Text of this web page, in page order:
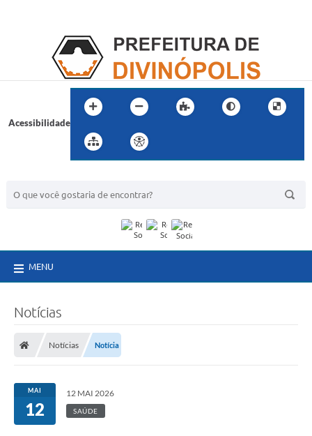
Acessibilidade
MENU
Notícias
Notícias Notícia
MAI
12
12 MAI 2026
SAÚDE